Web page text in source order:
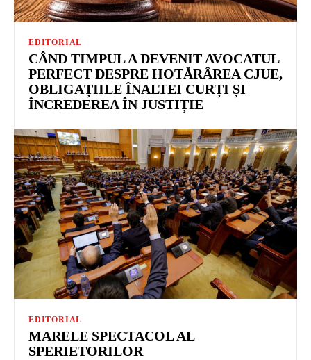
EDITORIAL
CÂND TIMPUL A DEVENIT AVOCATUL
PERFECT DESPRE HOTĂRÂREA CJUE,
OBLIGAȚIILE ÎNALTEI CURȚI ȘI
ÎNCREDEREA ÎN JUSTIȚIE
EDITORIAL
MARELE SPECTACOL AL
SPERIETORILOR